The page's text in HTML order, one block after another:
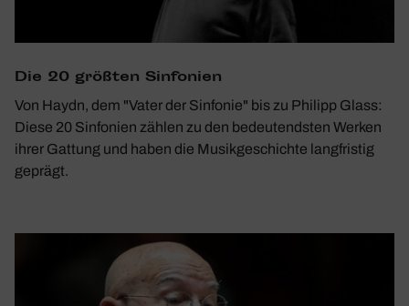
Die 20 größten Sinfo­nien
Von Haydn, dem "Vater der Sinfonie" bis zu Philipp Glass:
Diese 20 Sinfonien zählen zu den bedeutendsten Werken
ihrer Gattung und haben die Musikgeschichte langfristig
geprägt.